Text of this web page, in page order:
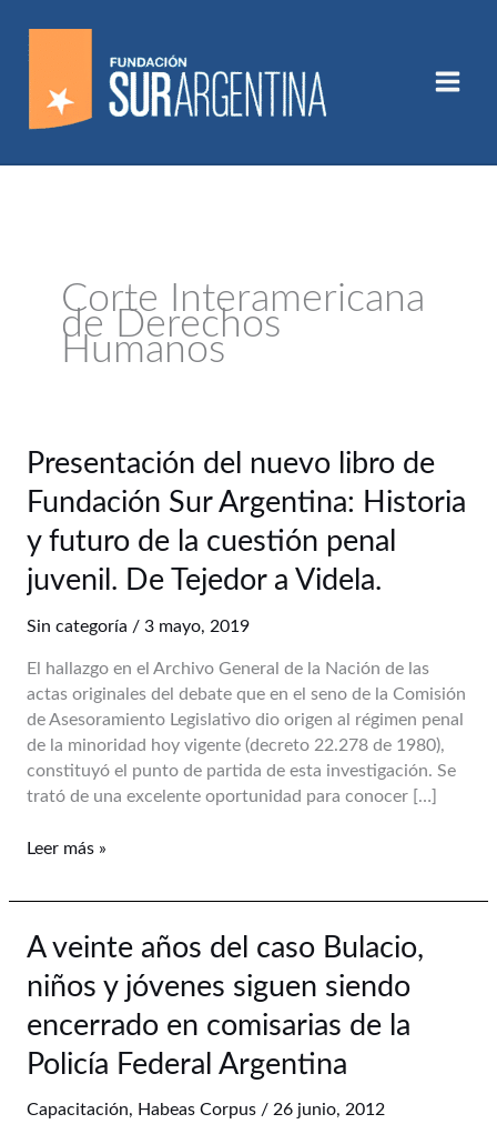
contenido
Corte Interamericana
de Derechos
Humanos
Presentación del nuevo libro de
Fundación Sur Argentina: Historia
y futuro de la cuestión penal
juvenil. De Tejedor a Videla.
Sin categoría / 3 mayo, 2019
El hallazgo en el Archivo General de la Nación de las
actas originales del debate que en el seno de la Comisión
de Asesoramiento Legislativo dio origen al régimen penal
de la minoridad hoy vigente (decreto 22.278 de 1980),
constituyó el punto de partida de esta investigación. Se
trató de una excelente oportunidad para conocer […]
Presentación
nuevo
libro
de
Fundación
Argentina:
Historia
futuro
de
cuestión
juvenil.
Videla.
Leer más »
A veinte años del caso Bulacio,
niños y jóvenes siguen siendo
encerrado en comisarias de la
Policía Federal Argentina
Capacitación, Habeas Corpus/ 26 junio, 2012
A
años
del
Bulacio,
y